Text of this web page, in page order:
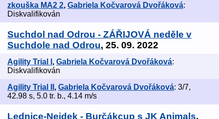
zkouška MA2 2, Gabriela Kočvarová Dvořáková:
Diskvalifikován
Suchdol nad Odrou - ZÁŘIJOVÁ neděle v
Suchdole nad Odrou, 25. 09. 2022
Agility Trial I , Gabriela Kočvarová Dvořáková:
Diskvalifikován
Agility Trial II , Gabriela Kočvarová Dvořáková: 3/7,
42.98 s, 5.0 tr. b., 4.14 m/s
Lednice-Nejdek - Burčákcup s JK Animals,